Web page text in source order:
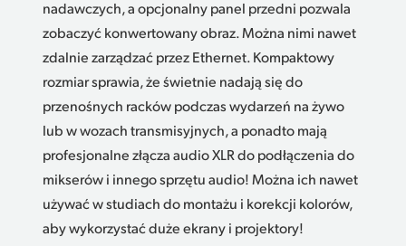
nadawczych, a opcjonalny panel przedni pozwala
zobaczyć konwertowany obraz. Można nimi nawet
zdalnie zarządzać przez Ethernet. Kompaktowy
rozmiar sprawia, że świetnie nadają się do
przenośnych racków podczas wydarzeń na żywo
lub w wozach transmisyjnych, a ponadto mają
profesjonalne złącza audio XLR do podłączenia do
mikserów i innego sprzętu audio! Można ich nawet
używać w studiach do montażu i korekcji kolorów,
aby wykorzystać duże ekrany i projektory!